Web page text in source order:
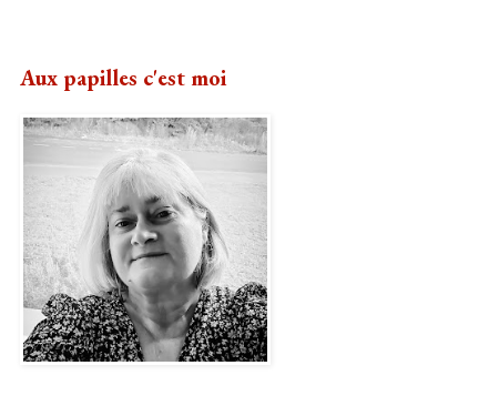
Aux papilles c'est moi